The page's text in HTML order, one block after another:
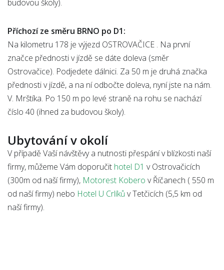
budovou školy).
Příchozí ze směru BRNO po D1:
Na kilometru 178 je výjezd OSTROVAČICE . Na první
značce přednosti v jízdě se dáte doleva (směr
Ostrovačice). Podjedete dálnici. Za 50 m je druhá značka
přednosti v jízdě, a na ní odbočte doleva, nyní jste na nám.
V. Mrštíka. Po 150 m po levé straně na rohu se nachází
číslo 40 (ihned za budovou školy).
Ubytování v okolí
V případě Vaší návštěvy a nutnosti přespání v blízkosti naší
firmy, můžeme Vám doporučit hotel D1 v Ostrovačicích
(300m od naší firmy), Motorest Kobero v Říčanech ( 550 m
od naší firmy) nebo Hotel U Crlíků v Tetčicích (5,5 km od
naší firmy).